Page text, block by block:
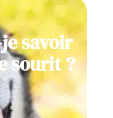
savoir
sourit ?